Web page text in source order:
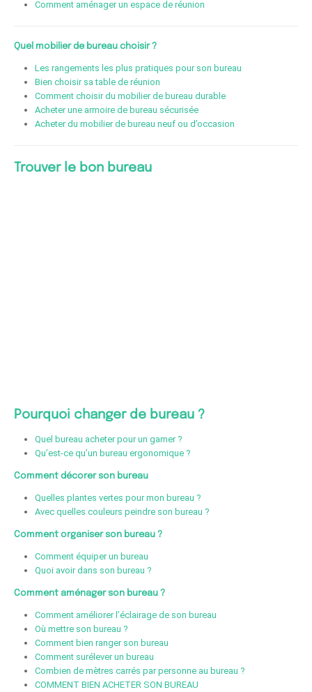
Comment aménager un espace de réunion
Quel mobilier de bureau choisir ?
Les rangements les plus pratiques pour son bureau
Bien choisir sa table de réunion
Comment choisir du mobilier de bureau durable
Acheter une armoire de bureau sécurisée
Acheter du mobilier de bureau neuf ou d’occasion
Trouver le bon bureau
Pourquoi changer de bureau ?
Quel bureau acheter pour un gamer ?
Qu’est-ce qu’un bureau ergonomique ?
Comment décorer son bureau
Quelles plantes vertes pour mon bureau ?
Avec quelles couleurs peindre son bureau ?
Comment organiser son bureau ?
Comment équiper un bureau
Quoi avoir dans son bureau ?
Comment aménager son bureau ?
Comment améliorer l’éclairage de son bureau
Où mettre son bureau ?
Comment bien ranger son bureau
Comment surélever un bureau
Combien de mètres carrés par personne au bureau ?
COMMENT BIEN ACHETER SON BUREAU